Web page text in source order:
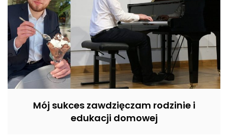
Mój sukces zawdzięczam rodzinie i
edukacji domowej